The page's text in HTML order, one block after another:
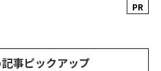
PR
事ピックアップ